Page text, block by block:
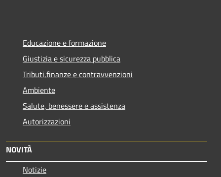
Educazione e formazione
Giustizia e sicurezza pubblica
Tributi,finanze e contravvenzioni
Ambiente
Salute, benessere e assistenza
Autorizzazioni
NOVITÀ
Notizie